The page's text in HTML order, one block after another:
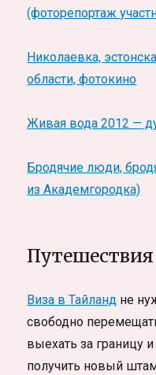
(фоторепортаж
Николаевка,
области, фотокино
Живая вода 2012 —
Бродячие люди,
из Академгородка)
Виза в Тайланд не
свободно
выехать за границу
получить новый